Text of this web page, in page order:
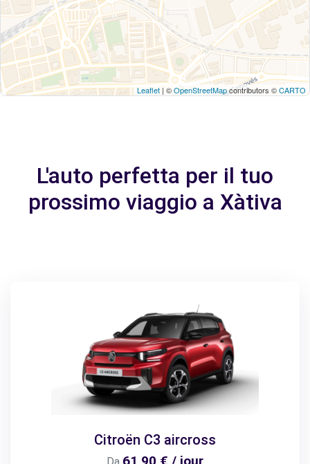
Leaflet | ©OpenStreetMapcontributors ©CARTO
L'auto perfetta per il tuo
prossimo viaggio a Xàtiva
Citroën C3 aircross
61,90 € / jour